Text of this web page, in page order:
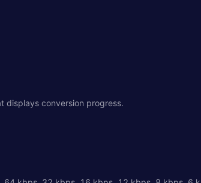
displays conversion progress.